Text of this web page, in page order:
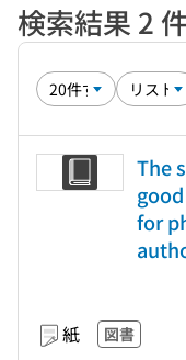
検索結果 2
The
for
紙 図書